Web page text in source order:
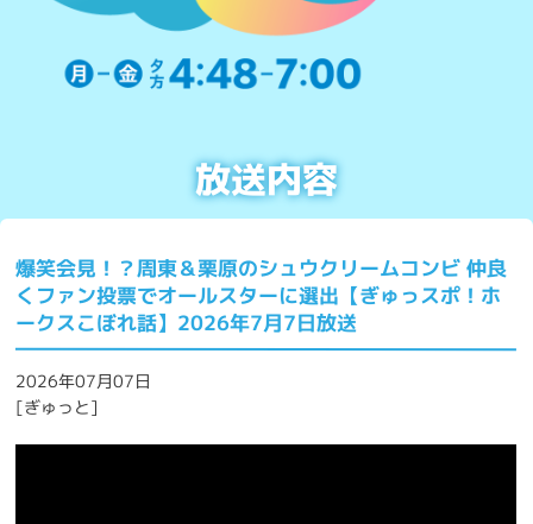
放送内容
爆笑会見！？周東＆栗原のシュウクリームコンビ 仲良
くファン投票でオールスターに選出【ぎゅっスポ！ホ
ークスこぼれ話】2026年7月7日放送
2026年07月07日
[ぎゅっと]